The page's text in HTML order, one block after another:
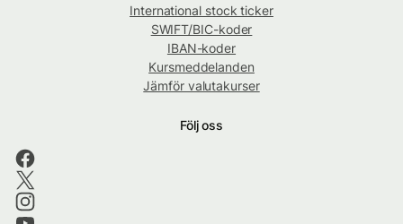
International stock ticker
SWIFT/BIC-koder
IBAN-koder
Kursmeddelanden
Jämför valutakurser
Följ oss